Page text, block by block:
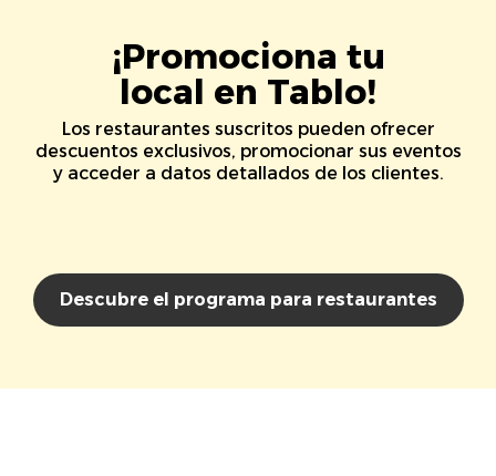
¡Promociona tu
local en Tablo!
Los restaurantes suscritos pueden ofrecer
descuentos exclusivos, promocionar sus eventos
y acceder a datos detallados de los clientes.
Descubre el programa para restaurantes